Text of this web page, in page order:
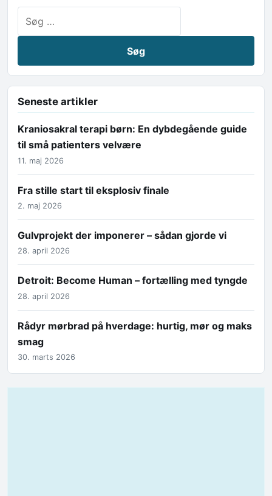
Seneste artikler
Kraniosakral terapi børn: En dybdegående guide
til små patienters velvære
11. maj 2026
Fra stille start til eksplosiv finale
2. maj 2026
Gulvprojekt der imponerer – sådan gjorde vi
28. april 2026
Detroit: Become Human – fortælling med tyngde
28. april 2026
Rådyr mørbrad på hverdage: hurtig, mør og maks
smag
30. marts 2026